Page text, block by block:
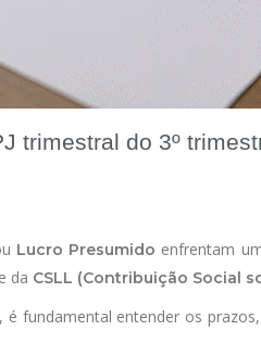
trimestral do 3º
Lucro Presumido enfrentam
e da CSLL (Contribuição Social
fundamental entender os